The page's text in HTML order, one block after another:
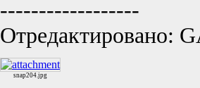
------------------
Отредактировано:
snap204.jpg